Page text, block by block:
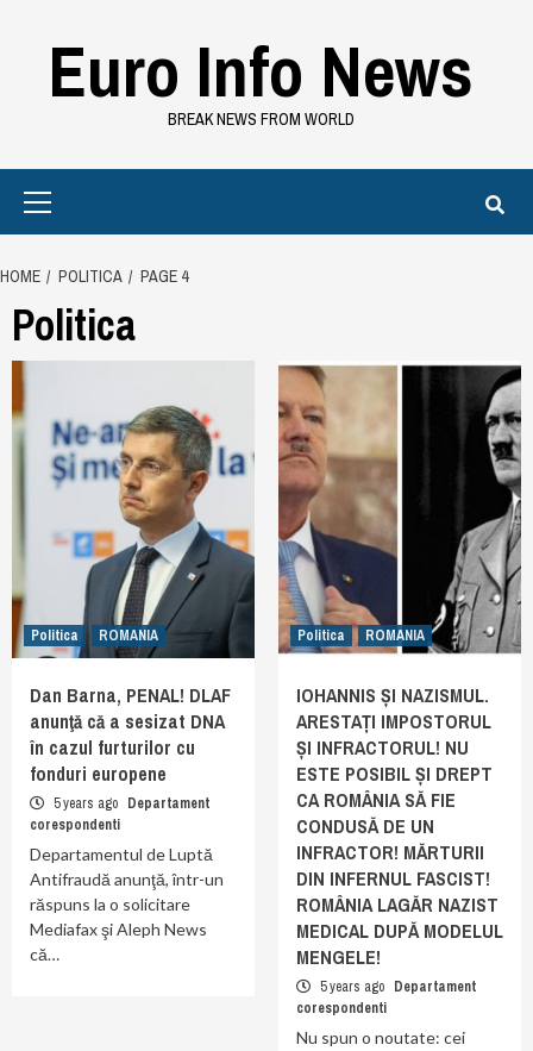
contentEuro Info News
BREAK NEWS FROM WORLD
HOME POLITICA PAGE 4
Politica
Politica ROMANIA
Dan Barna, PENAL! DLAF
anunţă că a sesizat DNA
în cazul furturilor cu
fonduri europene
5 years ago Departament
corespondenti
Departamentul de Luptă
Antifraudă anunţă, într-un
răspuns la o solicitare
Mediafax şi Aleph News
că…
Politica ROMANIA
IOHANNIS ȘI NAZISMUL.
ARESTAȚI IMPOSTORUL
ȘI INFRACTORUL! NU
ESTE POSIBIL ȘI DREPT
CA ROMÂNIA SĂ FIE
CONDUSĂ DE UN
INFRACTOR! MĂRTURII
DIN INFERNUL FASCIST!
ROMÂNIA LAGĂR NAZIST
MEDICAL DUPĂ MODELUL
MENGELE!
5 years ago Departament
corespondenti
Nu spun o noutate: cei